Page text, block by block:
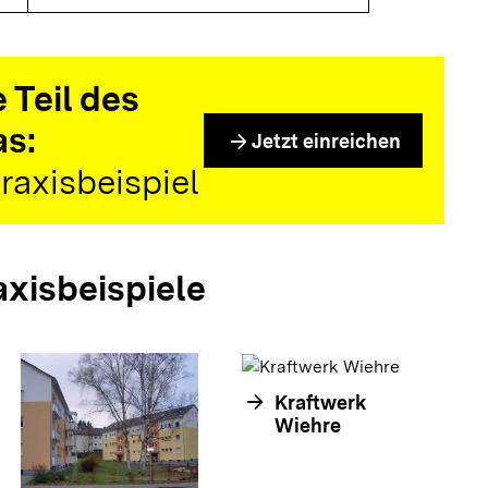
Teil des
arrow_forward Jetzt einreichen
arrow_forward Kraftwerk
Wiehre